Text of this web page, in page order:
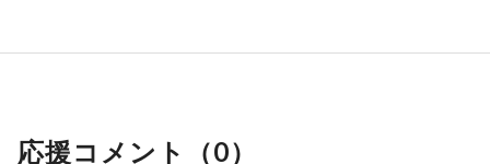
応援コメント（0）